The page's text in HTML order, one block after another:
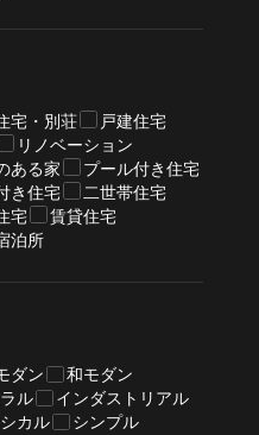
宅・別荘
戸建住宅
リノベーション
ある家
プール付き住宅
き住宅
二世帯住宅
宅
賃貸住宅
泊所
ダン
和モダン
ル
インダストリアル
カル シンプル